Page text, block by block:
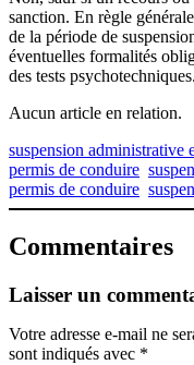
sanction. En règle
de la période de
éventuelles formalités
des tests psychotechniques.
Aucun article en relation.
suspension administrative
permis de conduire
permis de conduire
Commentaires
Laisser un
Votre adresse e-mail ne
sont indiqués avec *